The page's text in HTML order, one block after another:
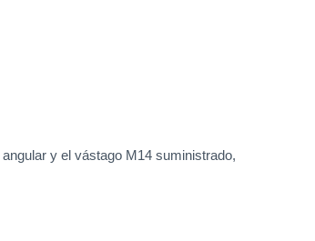
y el vástago M14 suministrado,